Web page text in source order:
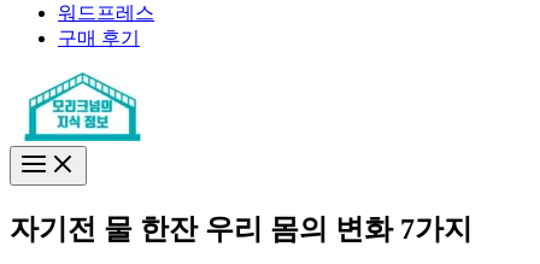
워드프레스
구매 후기
자기전 물 한잔 우리 몸의 변화 7가지